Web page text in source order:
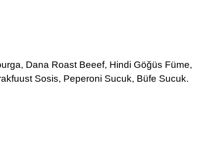
Dana Roast Beeef, Hindi Göğüs Füme,
Sosis, Peperoni Sucuk, Büfe Sucuk.